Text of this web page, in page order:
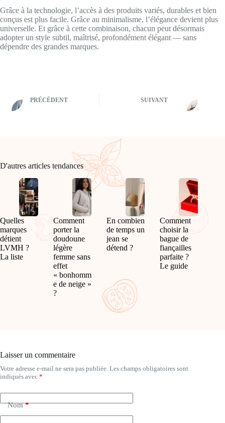
Grâce à la technologie, l’accès à des produits variés, durables et bien
conçus est plus facile. Grâce au minimalisme, l’élégance devient plus
universelle. Et grâce à cette combinaison, chacun peut désormais
adopter un style subtil, maîtrisé, profondément élégant — sans
dépendre des grandes marques.
PRÉCÉDENT SUIVANT
D'autres articles tendances
Quelles
marques
détient
LVMH ?
La liste
Comment
porter la
doudoune
légère
femme sans
effet
« bonhomm
e de neige »
?
En combien
de temps un
jean se
détend ?
Comment
choisir la
bague de
fiançailles
parfaite ?
Le guide
Laisser un commentaire
Votre adresse e-mail ne sera pas publiée. Les champs obligatoires sont
indiqués avec *
Nom*
A
l
e
r
n